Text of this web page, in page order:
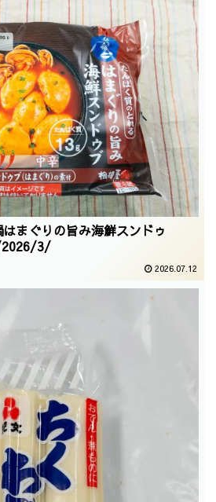
まぐりの旨み海鮮スンドゥ
2026/3/
2026.07.12